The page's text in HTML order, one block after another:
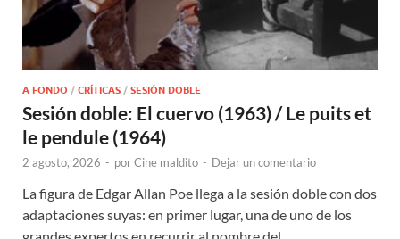
A FONDO / CRÍTICAS / SESIÓN DOBLE
Sesión doble: El cuervo (1963) / Le puits et
le pendule (1964)
2 agosto, 2026 - porCine maldito - Dejar un comentario
La figura de Edgar Allan Poe llega a la sesión doble con dos
adaptaciones suyas: en primer lugar, una de uno de los